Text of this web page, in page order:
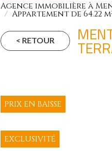
Agence immobilière à
Appartement de 64.22
< RETOUR
EXCLUSIVITÉ
PRIX EN BAISSE